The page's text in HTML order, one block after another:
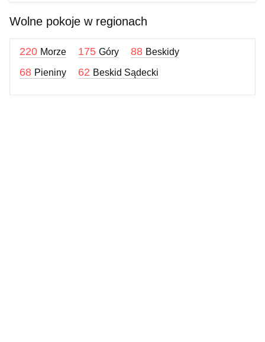
Wolne pokoje w regionach
220 Morze 175 Góry 88 Beskidy
68 Pieniny 62 Beskid Sądecki